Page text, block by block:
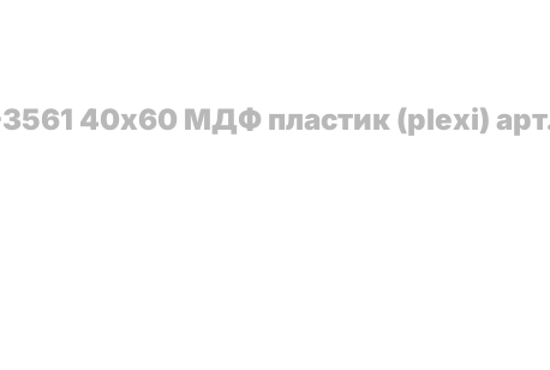
40x60 МДФ пластик (plexi)